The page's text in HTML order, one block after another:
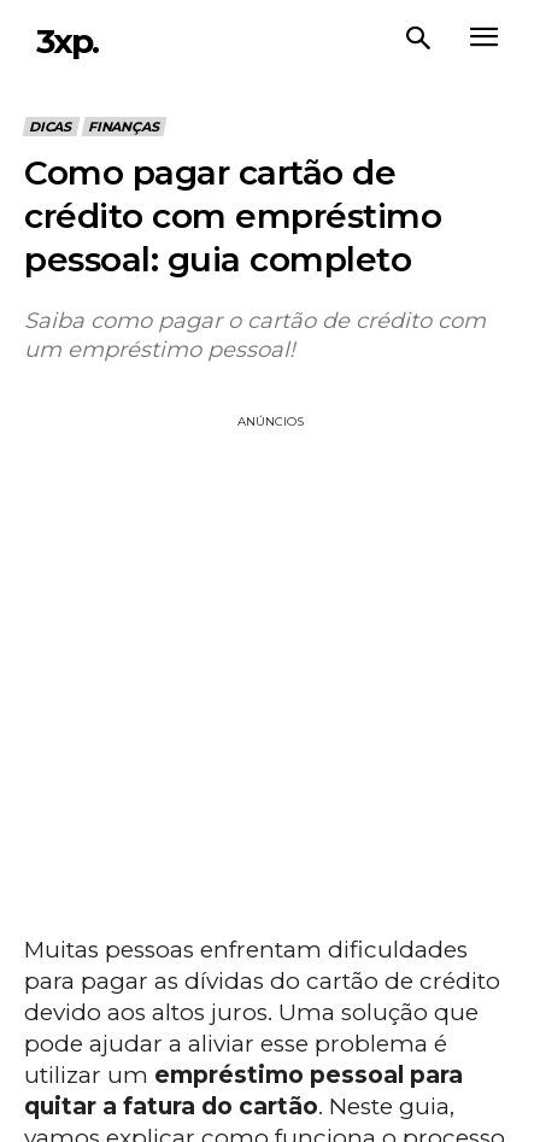
3xp.
DICAS FINANÇAS
Como pagar cartão de
crédito com empréstimo
pessoal: guia completo
Saiba como pagar o cartão de crédito com
um empréstimo pessoal!
ANÚNCIOS
Muitas pessoas enfrentam dificuldades
para pagar as dívidas do cartão de crédito
devido aos altos juros. Uma solução que
pode ajudar a aliviar esse problema é
utilizar um empréstimo pessoal para
quitar a fatura do cartão. Neste guia,